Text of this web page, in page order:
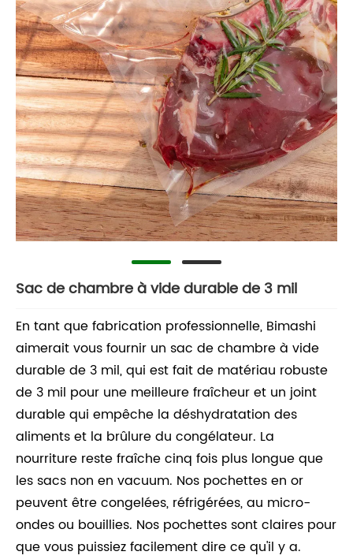
Sac de chambre à vide durable de 3 mil
En tant que fabrication professionnelle, Bimashi
aimerait vous fournir un sac de chambre à vide
durable de 3 mil, qui est fait de matériau robuste
de 3 mil pour une meilleure fraîcheur et un joint
durable qui empêche la déshydratation des
aliments et la brûlure du congélateur. La
nourriture reste fraîche cinq fois plus longue que
les sacs non en vacuum. Nos pochettes en or
peuvent être congelées, réfrigérées, au micro-
ondes ou bouillies. Nos pochettes sont claires pour
que vous puissiez facilement dire ce qu'il y a.